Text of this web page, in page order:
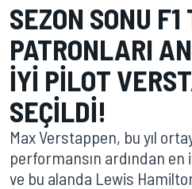
SEZON SONU
PATRONLARI
IYI PILOT
SEÇILDI!
Max Verstappen, bu yıl
performansın ardından
ve bu alanda Lewis